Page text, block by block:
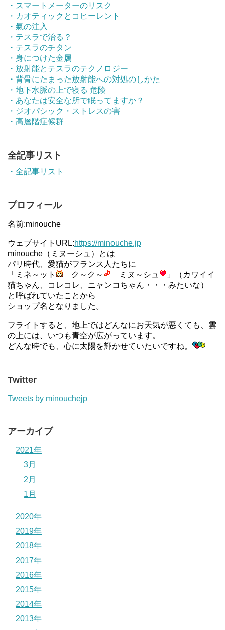
・スマートメーターのリスク
・カオティックとコヒーレント
・氣の注入
・テスラで治る？
・テスラのチタン
・身につけた金属
・放射能とテスラのテクノロジー
・背骨にたまった放射能への対処のしかた
・地下水脈の上で寝る 危険
・あなたは安全な所で眠ってますか？
・ジオパシック・ストレスの害
・高層階症候群
全記事リスト
・全記事リスト
プロフィール
名前:minouche
ウェブサイトURL:https://minouche.jp
minouche（ミヌーシュ）とは
パリ時代、愛猫がフランス人たちに
「ミネ～ット
ク～ク～ ミヌ～シュ
」（カワイイ
猫ちゃん、コレコレ、ニャンコちゃん・・・みたいな）
と呼ばれていたことから
ショップ名となりました。
フライトすると、地上ではどんなにお天気が悪くても、雲
の上には、いつも青空が広がっています。
どんな時でも、心に太陽を輝かせていたいですね。
Twitter
Tweets by minouchejp
アーカイブ
2021年
3月
2月
1月
2020年
2019年
2018年
2017年
2016年
2015年
2014年
2013年